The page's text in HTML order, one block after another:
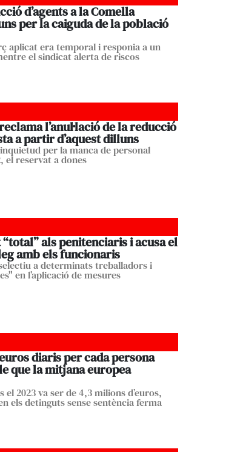
d’agents a la Comella
per la caiguda de la població
aplicat era temporal i responia a un
el sindicat alerta de riscos
l’anul·lació de la reducció
a partir d’aquest dilluns
per la manca de personal
el reservat a dones
“total” als penitenciaris i acusa el
amb els funcionaris
a determinats treballadors i
en l’aplicació de mesures
diaris per cada persona
que la mitjana europea
2023 va ser de 4,3 milions d’euros,
els detinguts sense sentència ferma